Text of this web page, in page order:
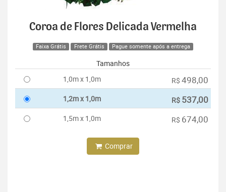
Coroa de Flores Delicada Vermelha
Faixa Grátis Frete Grátis Pague somente após a entrega
Tamanhos
1,0m x 1,0m
R$ 498,00
1,2m x 1,0m R$ 537,00
1,5m x 1,0m R$ 674,00
Comprar